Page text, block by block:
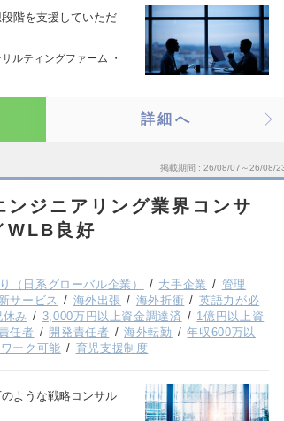
階を支援していただ
ルティングファーム ・
詳細へ
掲載期間 26/08/07～26/08/
ンジニアリング業界コンサ
WLB良好
（日系グローバル企業） 大手企業
管理
サービス 海外出張 海外折衝
英語力が必
休み 3,000万円以上資金調達済
1億円以上資
任者 開発責任者 海外転勤
年収600万以
ーク可能 育児支援制度
ような戦略コンサル